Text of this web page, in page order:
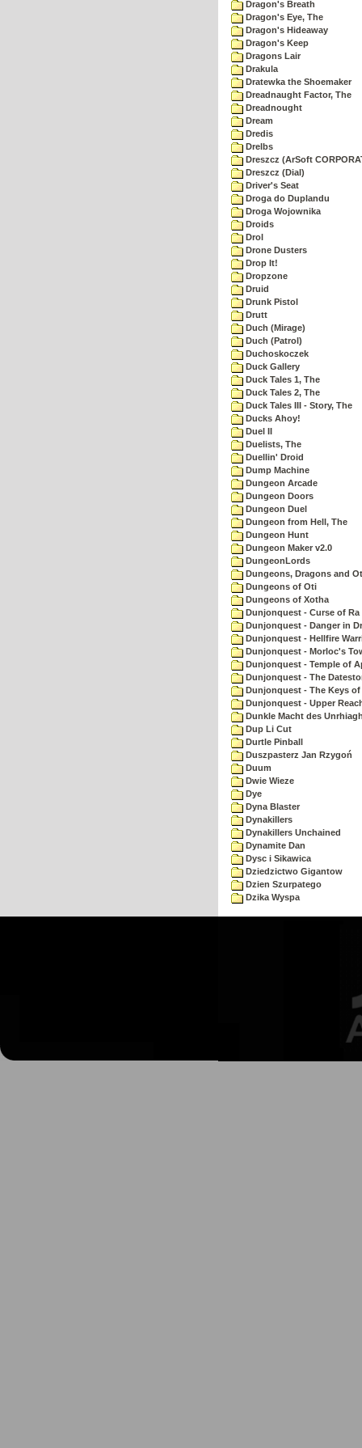
Dragon's Breath
Dragon's Eye, The
Dragon's Hideaway
Dragon's Keep
Dragons Lair
Drakula
Dratewka the Shoemaker
Dreadnaught Factor, The
Dreadnought
Dream
Dredis
Drelbs
Dreszcz (ArSoft
Dreszcz (Dial)
Driver's Seat
Droga do Duplandu
Droga Wojownika
Droids
Drol
Drone Dusters
Drop It!
Dropzone
Druid
Drunk Pistol
Drutt
Duch (Mirage)
Duch (Patrol)
Duchoskoczek
Duck Gallery
Duck Tales 1, The
Duck Tales 2, The
Duck Tales III - Story, The
Ducks Ahoy!
Duel II
Duelists, The
Duellin' Droid
Dump Machine
Dungeon Arcade
Dungeon Doors
Dungeon Duel
Dungeon from Hell, The
Dungeon Hunt
Dungeon Maker v2.0
DungeonLords
Dungeons, Dragons and
Dungeons of Oti
Dungeons of Xotha
Dunjonquest - Curse of Ra
Dunjonquest - Danger in
Dunjonquest - Hellfire
Dunjonquest - Morloc's
Dunjonquest - Temple of
Dunjonquest - The
Dunjonquest - The Keys
Dunjonquest - Upper
Dunkle Macht des
Dup Li Cut
Durtle Pinball
Duszpasterz Jan Rzygoń
Duum
Dwie Wieze
Dye
Dyna Blaster
Dynakillers
Dynakillers Unchained
Dynamite Dan
Dysc i Sikawica
Dziedzictwo Gigantow
Dzien Szurpatego
Dzika Wyspa